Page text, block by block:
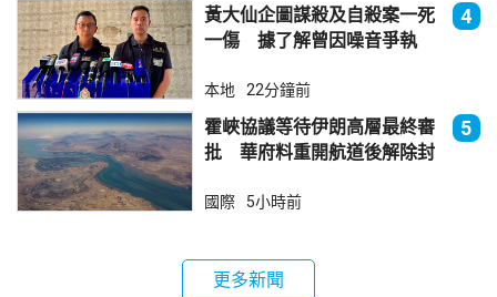
黃大仙企圖謀殺及自殺案一死
一傷 據了解曾因噪音爭執
4
本地 22分鐘前
霍峽協議等待伊朗高層最終審
批 華府料重開航道後解除封
5
國際 5小時前
更多新聞